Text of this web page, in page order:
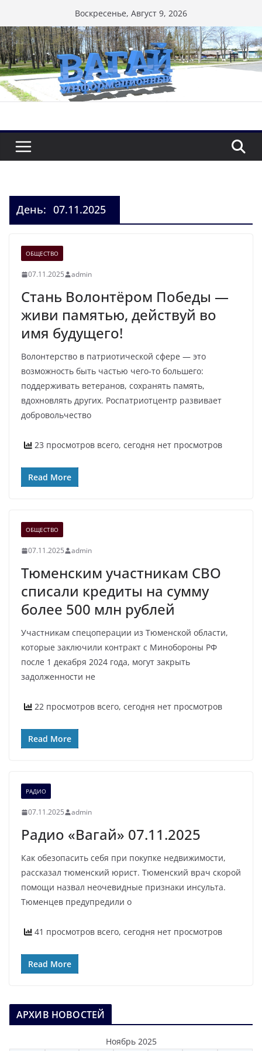
к
содержимому
Воскресенье, Август 9, 2026
День: 07.11.2025
ОБЩЕСТВО
07.11.2025 admin
Стань Волонтёром Победы —
живи памятью, действуй во
имя будущего!
Волонтерство в патриотической сфере — это
возможность быть частью чего-то большего:
поддерживать ветеранов, сохранять память,
вдохновлять других. Роспатриотцентр развивает
добровольчество
23 просмотров всего, сегодня нет просмотров
Read More
ОБЩЕСТВО
07.11.2025 admin
Тюменским участникам СВО
списали кредиты на сумму
более 500 млн рублей
Участникам спецоперации из Тюменской области,
которые заключили контракт с Минобороны РФ
после 1 декабря 2024 года, могут закрыть
задолженности не
22 просмотров всего, сегодня нет просмотров
Read More
РАДИО
07.11.2025 admin
Радио «Вагай» 07.11.2025
Как обезопасить себя при покупке недвижимости,
рассказал тюменский юрист. Тюменский врач скорой
помощи назвал неочевидные признаки инсульта.
Тюменцев предупредили о
41 просмотров всего, сегодня нет просмотров
Read More
АРХИВ НОВОСТЕЙ
Ноябрь 2025